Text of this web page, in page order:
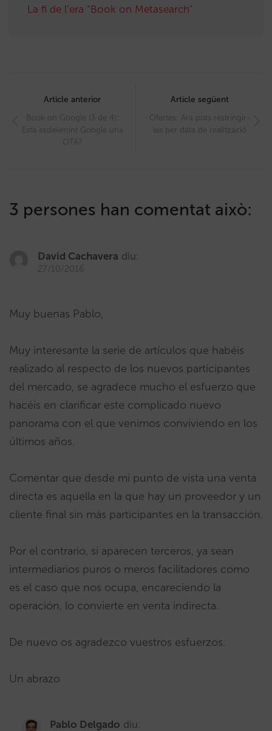
La fi de l’era “Book on Metasearch”
navigation
Article anterior
Book on Google (3 de 4):
Està esdevenint Google una
OTA?
Article següent
Ofertes: Ara pots restringir-
les per data de realització
3 persones han comentat això:
David Cachavera diu:
27/10/2016
Muy buenas Pablo,
Muy interesante la serie de artículos que habéis
realizado al respecto de los nuevos participantes
del mercado, se agradece mucho el esfuerzo que
hacéis en clarificar este complicado nuevo
panorama con el que venimos conviviendo en los
últimos años.
Comentar que desde mi punto de vista una venta
directa es aquella en la que hay un proveedor y un
cliente final sin más participantes en la transacción.
Por el contrario, si aparecen terceros, ya sean
intermediarios puros o meros facilitadores como
es el caso que nos ocupa, encareciendo la
operación, lo convierte en venta indirecta.
De nuevo os agradezco vuestros esfuerzos.
Un abrazo
Pablo Delgado diu: